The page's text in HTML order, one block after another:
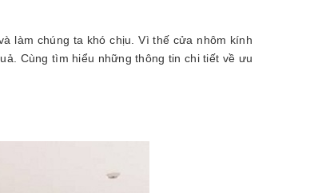
làm chúng ta khó chịu. Vì thế cửa nhôm kính
Cùng tìm hiểu những thông tin chi tiết về ưu